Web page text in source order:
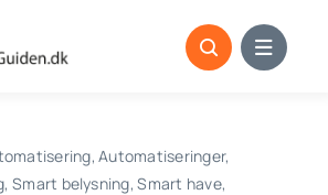
Automatiseringer
Smart belysning Smart have